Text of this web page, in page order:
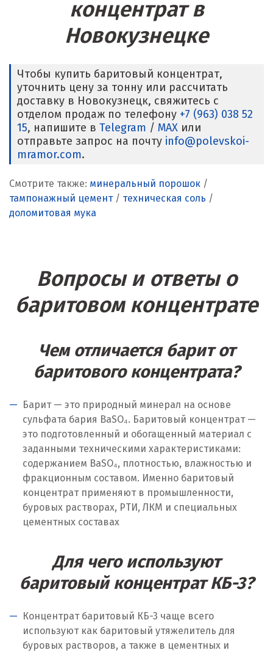
Ростов на Дону
Рязань
С
Салехард
Самара
Санкт-Петербург
Севастополь
Североуральск
Сергиев Посад
Серов
Серпухов
Сибай
Смоленск
Снежинск
Сочи
Ставрополь
Ступино
Сургут
Сухой Лог
концентрат в
Новокузнецке
Чтобы купить баритовый концентрат,
уточнить цену за тонну или рассчитать
доставку в Новокузнецк, свяжитесь с
отделом продаж по телефону +7 (963) 038 52
15, напишите в Telegram / MAX или
отправьте запрос на почту info@polevskoi-
mramor.com.
Смотрите также: минеральный порошок /
тампонажный цемент/ техническая соль /
доломитовая мука
Вопросы и ответы о
баритовом концентрате
Чем отличается барит от
баритового концентрата?
Барит — это природный минерал на основе
сульфата бария BaSO₄. Баритовый концентрат —
это подготовленный и обогащенный материал с
заданными техническими характеристиками:
содержанием BaSO₄, плотностью, влажностью и
фракционным составом. Именно баритовый
концентрат применяют в промышленности,
буровых растворах, РТИ, ЛКМ и специальных
цементных составах
Для чего используют
баритовый концентрат КБ-3?
Концентрат баритовый КБ-3 чаще всего
используют как баритовый утяжелитель для
буровых растворов, а также в цементных и